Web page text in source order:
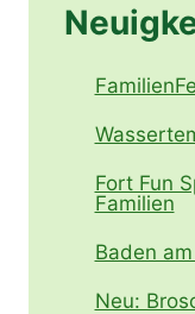
Fort Fun
Familien
Baden
Neu: